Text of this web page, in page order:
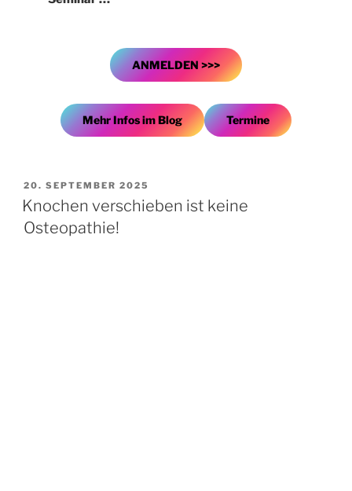
ANMELDEN >>>
Mehr Infos im Blog Termine
VERÖFFENTLICHT
AM
20. SEPTEMBER 2025
Knochen verschieben ist keine
Osteopathie!